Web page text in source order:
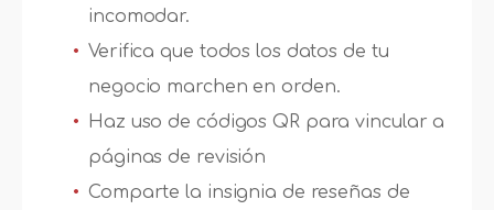
incomodar.
Verifica que todos los datos de tu
negocio marchen en orden.
Haz uso de códigos QR para vincular a
páginas de revisión
Comparte la insignia de reseñas de